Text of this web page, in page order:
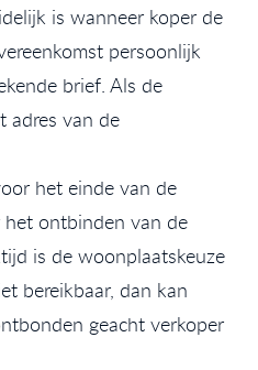
is wanneer koper de
persoonlijk
brief. Als de
adres van de
het einde van de
het ontbinden van de
is de woonplaatskeuze
bereikbaar, dan kan
geacht verkoper